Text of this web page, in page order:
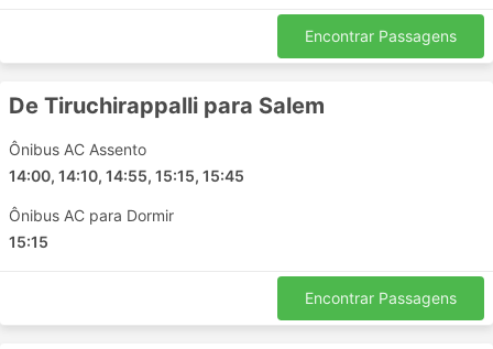
Palamaner
Arunachalam
Ramnagara Karnataka
Chidambaram
Attingal
Encontrar Passagens
De Tiruchirappalli para Salem
Ônibus AC Assento
14:00, 14:10, 14:55, 15:15, 15:45
Ônibus AC para Dormir
15:15
Encontrar Passagens